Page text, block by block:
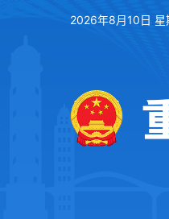
2026年8月10日 星